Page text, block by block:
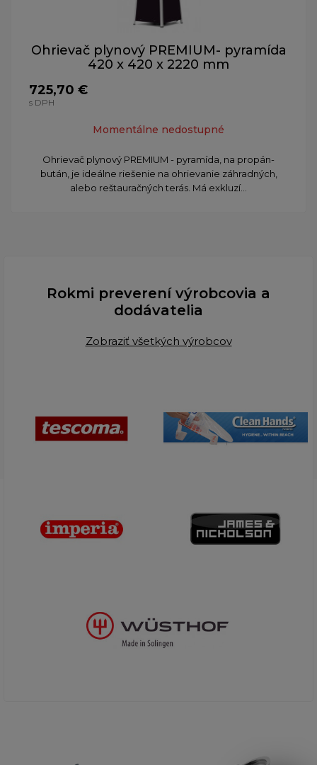
Ohrievač plynový PREMIUM- pyramída
420 x 420 x 2220 mm
725,70 €
s DPH
Momentálne nedostupné
Ohrievač plynový PREMIUM - pyramída, na propán-
bután, je ideálne riešenie na ohrievanie záhradných,
alebo reštauračných terás. Má exkluzí...
Rokmi preverení výrobcovia a
dodávatelia
Zobraziť všetkých výrobcov